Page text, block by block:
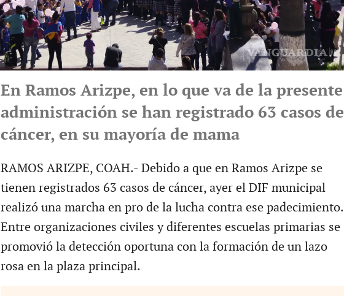
En Ramos Arizpe, en lo que va de la presente
administración se han registrado 63 casos de
cáncer, en su mayoría de mama
RAMOS ARIZPE, COAH.- Debido a que en Ramos Arizpe se
tienen registrados 63 casos de cáncer, ayer el DIF municipal
realizó una marcha en pro de la lucha contra ese padecimiento.
Entre organizaciones civiles y diferentes escuelas primarias se
promovió la detección oportuna con la formación de un lazo
rosa en la plaza principal.